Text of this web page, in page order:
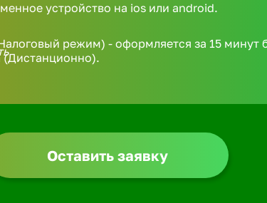
устройство на ios или android.
режим) - оформляется за 15 минут
(Дистанционно).
Оставить заявку